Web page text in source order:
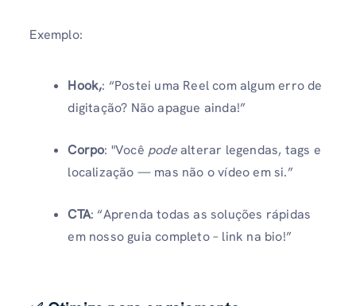
Exemplo:
Hook,: “Postei uma Reel com algum erro de
digitação? Não apague ainda!”
Corpo: "Você podealterar legendas, tags e
localização — mas não o vídeo em si.”
CTA: “Aprenda todas as soluções rápidas
em nosso guia completo – link na bio!”